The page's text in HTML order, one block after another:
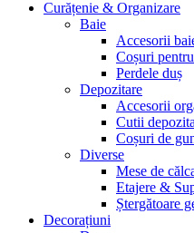
Curățenie & Organizare
Baie
Accesorii
Coșuri
Perdele duș
Depozitare
Accesorii
Cutii
Coșuri de
Diverse
Mese de
Etajere &
Ștergătoare
Decorațiuni